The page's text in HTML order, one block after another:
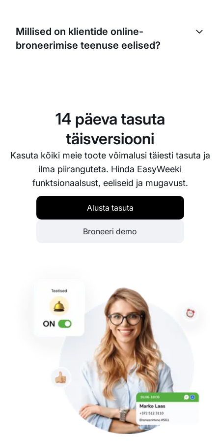
kliendiandmebaasi. Klientide online-broneerimise
teenus toetab kiiret importi ja eksporti igal ajal.
Millised on klientide online-
broneerimise teenuse eelised?
broneeringute automatiseerimist ja ajakava haldust
14 päeva tasuta
täisversiooni
Kasuta kõiki meie toote võimalusi täiesti tasuta ja
ilma piiranguteta. Hinda EasyWeeki
funktsionaalsust, eeliseid ja mugavust.
Alusta tasuta
Broneeri demo